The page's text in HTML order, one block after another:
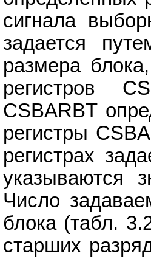
сигнала
задается
размера
регистров
CSBARBT
регистры
регистрах
указываются
Число
блока (табл.
старших